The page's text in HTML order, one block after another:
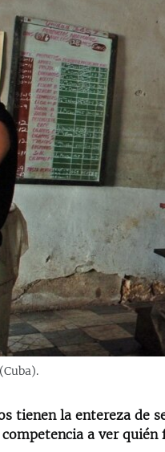
tienen la entereza de
competencia a ver